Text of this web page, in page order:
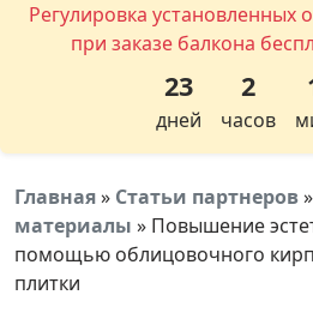
Регулировка установленных
при заказе балкона
23
дней
2
часов
Главная» Статьи партнеров»
материалы » Повышение
помощью облицовочного
плитки